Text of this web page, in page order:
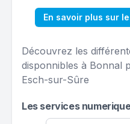
En savoir plus sur
Découvrez les
disponnibles à Bonnal
Esch-sur-Sûre
Les services